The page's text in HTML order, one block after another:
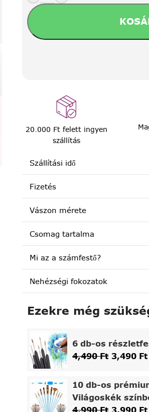
20.000 Ft felett ingyen
szállítás
Szállítási idő
Fizetés
Vászon mérete
Csomag tartalma
Mi az a számfestő?
Nehézségi fokozatok
Ezekre még
6 db-os
4,490Ft 3,490 Ft
10 db-os
Világoskék